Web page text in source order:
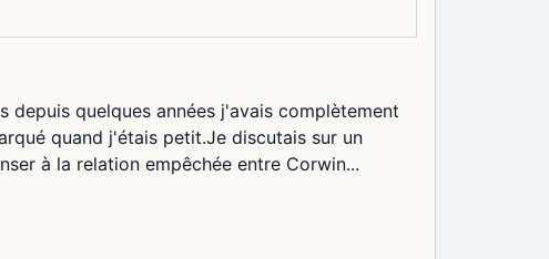
depuis quelques années j'avais complètement
quand j'étais petit.Je discutais sur un
à la relation empêchée entre Corwin...